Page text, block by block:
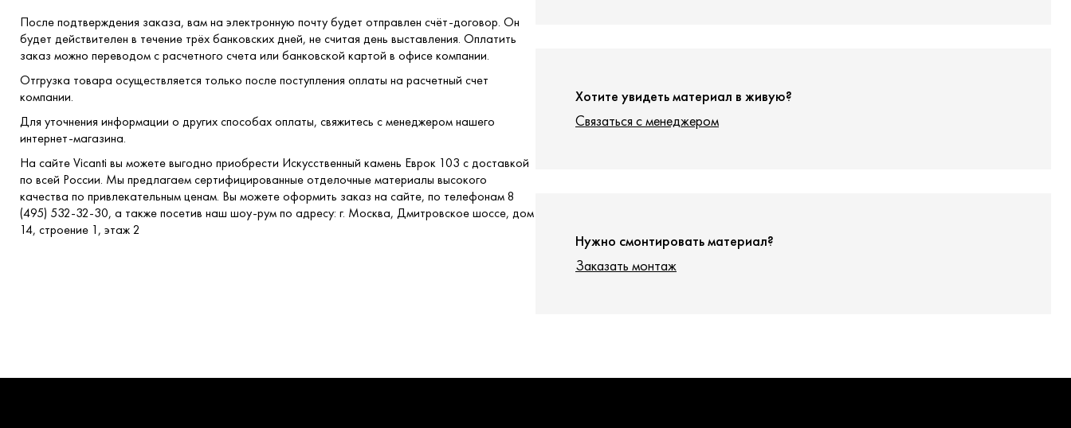
После подтверждения заказа, вам на электронную почту будет отправлен счёт-договор. Он
будет действителен в течение трёх банковских дней, не считая день выставления. Оплатить
заказ можно переводом с расчетного счета или банковской картой в офисе компании.
Отгрузка товара осуществляется только после поступления оплаты на расчетный счет
компании.
Для уточнения информации о других способах оплаты, свяжитесь с менеджером нашего
интернет-магазина.
На сайте Vicanti вы можете выгодно приобрести Искусственный камень Еврок 103 с доставкой
по всей России. Мы предлагаем сертифицированные отделочные материалы высокого
качества по привлекательным ценам. Вы можете оформить заказ на сайте, по телефонам 8
(495) 532-32-30, а также посетив наш шоу-рум по адресу: г. Москва, Дмитровское шоссе, дом
14, строение 1, этаж 2
Хотите увидеть материал в живую?
Связаться с менеджером
Нужно смонтировать материал?
Заказать монтаж